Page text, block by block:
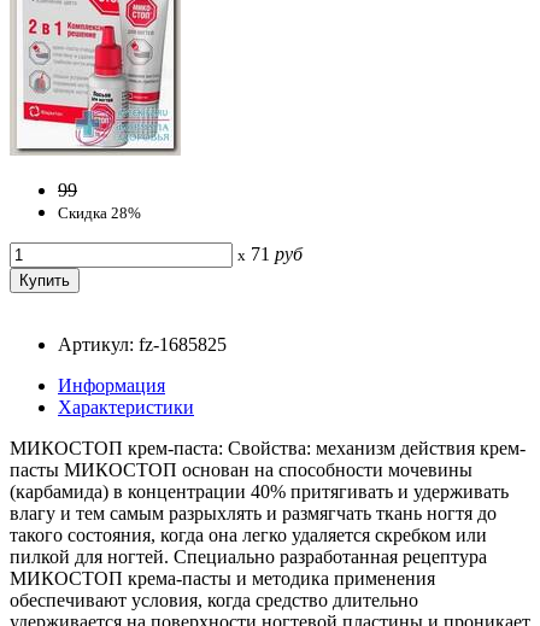
99
Скидка 28%
x 71 руб
Артикул: fz-1685825
Информация
Характеристики
МИКОСТОП крем-паста: Свойства: механизм действия крем-
пасты МИКОСТОП основан на способности мочевины
(карбамида) в концентрации 40% притягивать и удерживать
влагу и тем самым разрыхлять и размягчать ткань ногтя до
такого состояния, когда она легко удаляется скребком или
пилкой для ногтей. Специально разработанная рецептура
МИКОСТОП крема-пасты и методика применения
обеспечивают условия, когда средство длительно
удерживается на поверхности ногтевой пластины и проникает